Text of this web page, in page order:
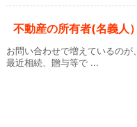
不動産の所有者(名義人
お問い合わせで増えているの
最近相続、贈与等で ...